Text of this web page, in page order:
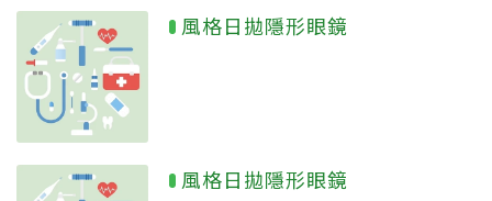
風格日拋隱形眼鏡
風格日拋隱形眼鏡